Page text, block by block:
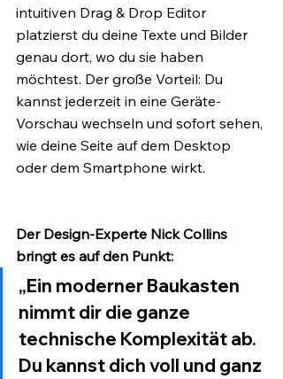
intuitiven Drag & Drop Editor
platzierst du deine Texte und Bilder
genau dort, wo du sie haben
möchtest. Der große Vorteil: Du
kannst jederzeit in eine Geräte-
Vorschau wechseln und sofort sehen,
wie deine Seite auf dem Desktop
oder dem Smartphone wirkt.
Der Design-Experte Nick Collins
bringt es auf den Punkt:
„Ein moderner Baukasten
nimmt dir die ganze
technische Komplexität ab.
Du kannst dich voll und ganz